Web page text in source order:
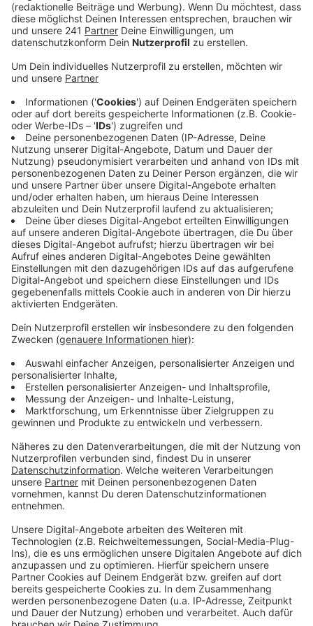
einem vertraulichen Rahmen austauschen können.
Veröffentlicht:Mittwoch, 17.04.2024 12:03
Anzeige
Außerdem geht es darum, sich gegenseitig Tipps zu
geben und gemeinsam Strategien zu finden, den Alltag
besser zu bewältigen. Die Treffen sollen alle zwei
Wochen In Opladen stattfinden.Das Gründungstreffen
findet am Samstag, den 04. Mai von 15 bis 17 Uhr in
der Tagesstätte des Sozialpsychiatrischen Zentrums
(SPZ), Karlstr. 6, Opladen statt. Anmelden könnt ihr
Euch per Mail anselbsthilfe2-leverkusen@gmx.de
Anzeige
Weitere Meldungen aus Leverkusen
Anzeige
Leverkusener Pflegefamilien gesucht
Viele Single-Haushalte in Leverkusen
Ermittlungen nach Messerattacke in Leverkusen
Anzeige
Anzeige